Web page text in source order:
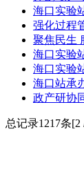
海口实验
强化过程
聚焦民生
海口实验
海口实验
海口站承
政产研协
总记录1217条[2